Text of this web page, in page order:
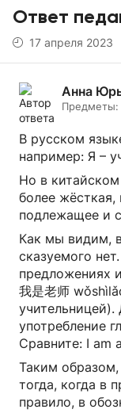
Ответ
17 апреля 2023
Анна
Предметы:
В русском
например: Я –
Но в
более
подлежащее и
Как мы видим,
сказуемого
предложениях
我是老师
учительницей).
употребление
Сравните: I am
Таким образом,
тогда, когда в
правило, в